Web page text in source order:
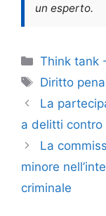
un esperto.
Categorie
Think tank
Tag
Diritto
La
a delitti contro
La
minore
criminale